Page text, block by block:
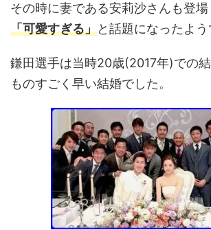
その時に妻である安莉沙さんも登場
「可愛すぎる」と話題になったよう
鎌田選手は当時20歳(2017年)での結
ものすごく早い結婚でした。